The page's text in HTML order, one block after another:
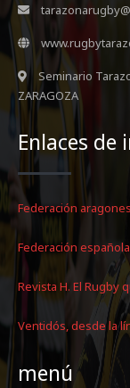
Seminario
ZARAGOZA
Enlaces de
Federación
Federación
Revista H. El Rugby
Ventidós, desde la
menú